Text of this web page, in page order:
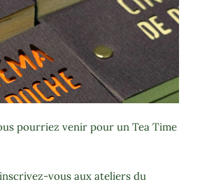
pourriez venir pour un Tea Time
vous aux ateliers du